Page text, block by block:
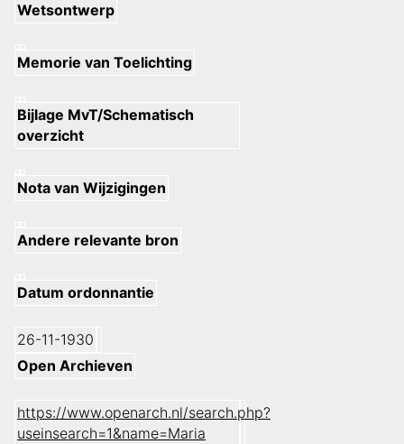
Wetsontwerp
Memorie van Toelichting
Bijlage MvT/Schematisch
overzicht
Nota van Wijzigingen
Andere relevante bron
Datum ordonnantie
26-11-1930
Open Archieven
https://www.openarch.nl/search.php?
useinsearch=1&name=Maria